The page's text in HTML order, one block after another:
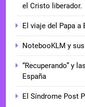
el Cristo liberador.
El viaje del Papa a
NotebooKLM y
“Recuperando” y
España
El Síndrome Post